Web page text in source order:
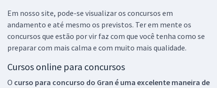
Em nosso site, pode-se visualizar os concursos em
andamento e até mesmo os previstos. Ter em mente os
concursos que estão por vir faz com que você tenha como se
preparar com mais calma e com muito mais qualidade.
Cursos online para concursos
O curso para concurso do Gran é uma excelente maneira de